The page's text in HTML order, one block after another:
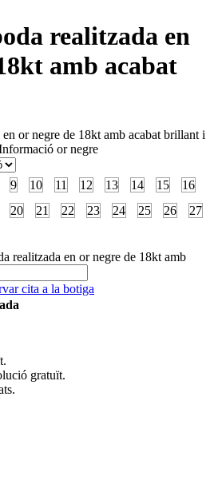
realitzada en
amb acabat
or negre de 18kt amb acabat brillant i
or negre
9 10 11 12 13 14 15
16
20 21 22 23 24 25 26
27
realitzada en or negre de 18kt amb
cita a la botiga
gratuït.